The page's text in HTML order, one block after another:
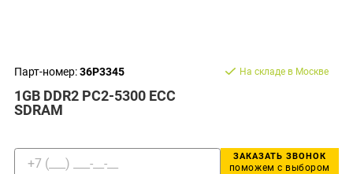
Парт-номер:36P3345
1GB DDR2 PC2-5300 ECC
SDRAM
На складе в Москве
ЗАКАЗАТЬ ЗВОНОК
поможем с выбором